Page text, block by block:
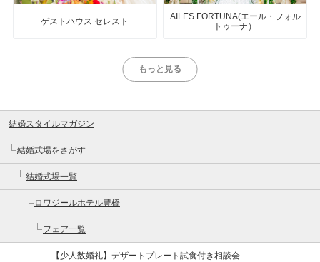
ゲストハウス セレスト
AILES FORTUNA(エール・フォル
トゥーナ）
もっと見る
結婚スタイルマガジン
結婚式場をさがす
結婚式場一覧
ロワジールホテル豊橋
フェア一覧
【少人数婚礼】デザートプレート試食付き相談会